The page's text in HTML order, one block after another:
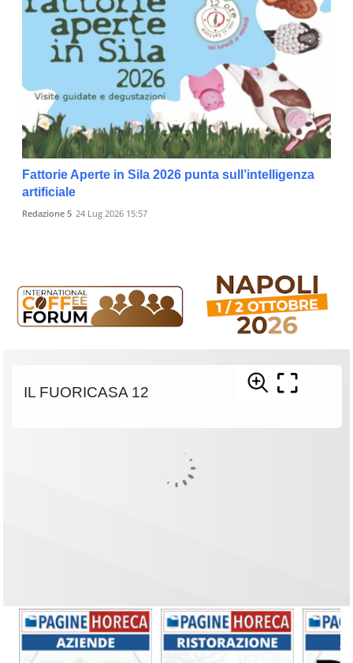
Fattorie Aperte in Sila 2026 punta sull’intelligenza
artificiale
Redazione 5 24 Lug 2026 15:57